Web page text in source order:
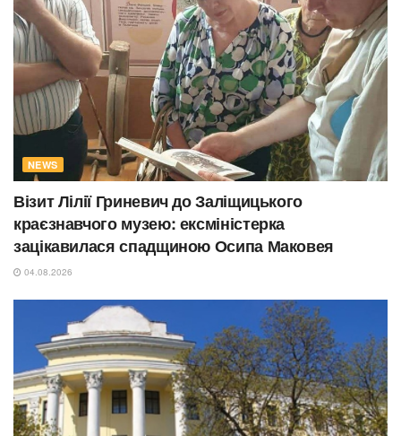
NEWS
Візит Лілії Гриневич до Заліщицького
краєзнавчого музею: ексміністерка
зацікавилася спадщиною Осипа Маковея
04.08.2026